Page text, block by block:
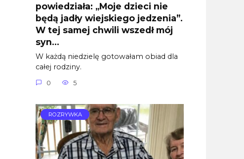
powiedziała: „Moje dzieci nie
będą jadły wiejskiego jedzenia”.
W tej samej chwili wszedł mój
syn…
W każdą niedzielę gotowałam obiad dla
całej rodziny.
0 5
ROZRYWKA